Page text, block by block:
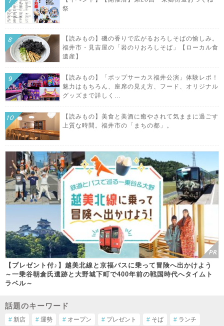
祭
【読みもの】磯の香りで広がるおろしそばの愉しみ。
福井市・見吉屋の「岩のりおろしそば」【ローカル食
遺産】
【読みもの】「ポップサーカス福井公演」体験レポ！
魅力はもちろん、座席の見え方、フード、オリジナル
グッズまで詳しく...
【読みもの】美食と美酒に癒やされて気ままに過ごす
上質な時間。福井市の「まちの都」。
【プレゼント付♪】越美北線と京福バスに乗って冒険へ出かけよう
～一乗谷朝倉氏遺跡と大野城下町で400年前の戦国時代へタイムト
ラベル～
話題のキーワード
# 新店 # 運勢 # オープン # プレゼント # そば # ランチ